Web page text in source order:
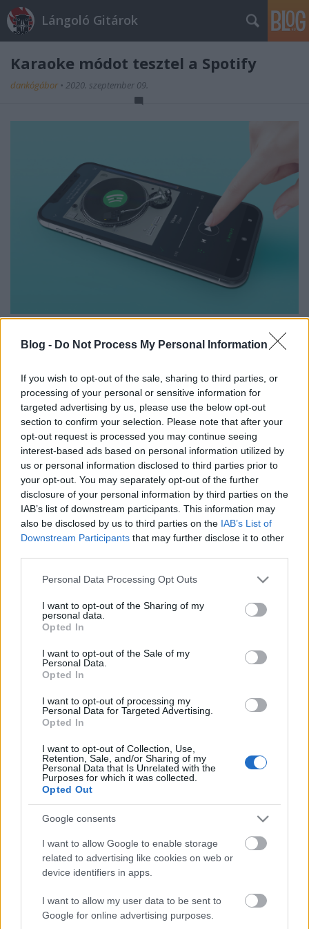
Blog - Do Not Process My Personal Information
If you wish to opt-out of the sale, sharing to third parties, or
processing of your personal or sensitive information for
targeted advertising by us, please use the below opt-out
section to confirm your selection. Please note that after your
opt-out request is processed you may continue seeing
interest-based ads based on personal information utilized by
us or personal information disclosed to third parties prior to
your opt-out. You may separately opt-out of the further
disclosure of your personal information by third parties on the
IAB’s list of downstream participants. This information may
also be disclosed by us to third parties on the IAB’s List of
Downstream Participants that may further disclose it to other
Please note that this website/app uses one or more Google
not limited to your visit or usage behaviour. You may click to
grant or deny consent to Google and its third-party tags to
use your data for below specified purposes in below Google
consent section.
Personal Data Processing Opt Outs
I want to opt-out of the Sharing of my
personal data.
Opted In
I want to opt-out of the Sale of my
Personal Data.
Opted In
I want to opt-out of processing my
Personal Data for Targeted Advertising.
Opted In
I want to opt-out of Collection, Use,
Retention, Sale, and/or Sharing of my
Personal Data that Is Unrelated with the
Purposes for which it was collected.
Opted Out
Google consents
I want to allow Google to enable storage
related to advertising like cookies on web or
device identifiers in apps.
I want to allow my user data to be sent to
Google for online advertising purposes.
Lángoló Gitárok
Karaoke módot tesztel a Spotify
dankógábor • 2020. szeptember 09.
Csak idő kérdése volt a dolog, úgyhogy annyira nem
kell meglepődni, hogy a Spotify elkezdte tesztelni a
már bárki óbégathatja kedvenc dalai szövegeit úgy,
hogy még az eredeti éneksáv sem zavarja. Persze
még sok minden nem tiszta a fejlesztésben, például,
hogy bármelyik dalt le lehet-e majd így kérni, de úgy
tűnik, hogy lehet némi támogató éneket alá rakni.
Persze mindez akkor, ha nem dől be az egész teszt,
mint az a projekt, amelyik CD minőségű streammel
kecsegtette a felhasználókat, de minden bizonnyal
ez sokkal szórakoztatóbb fícsör lesz, mint a
felhasználók töredékét kitevő hifisták mániája.(Fotó:
Unsplash)
the vocal level is adjustable
pic.twitter.com/apeIlETAQs
— Jane Manchun Wong (@wongmjane)
September 7, 2020
Címkék:spotify
Ajánlott bejegyzések:
A jazz és a klasszikus zene találkozása,
némi füttyel - Ilyen a HAB című film zenéje